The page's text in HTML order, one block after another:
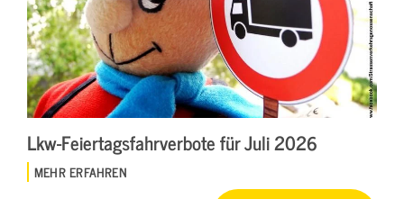
Lkw-Feiertagsfahrverbote für Juli 2026
MEHR ERFAHREN